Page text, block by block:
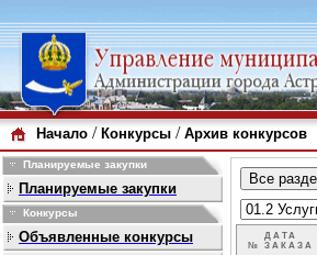
Начало / Конкурсы / Архив конкурсов
Планируемые закупки
Планируемые закупки
Конкурсы
Объявленные конкурсы
ДАТА
№ ЗАКАЗА